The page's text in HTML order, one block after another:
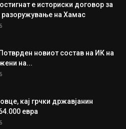
е историски договор за
на Хамас
новиот состав на ИК на
на...
кај грчки државјанин
евра